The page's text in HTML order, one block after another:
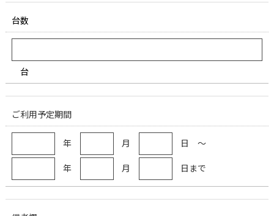
台数
台
ご利用予定期間
年 月 日 ～
年 月 日まで